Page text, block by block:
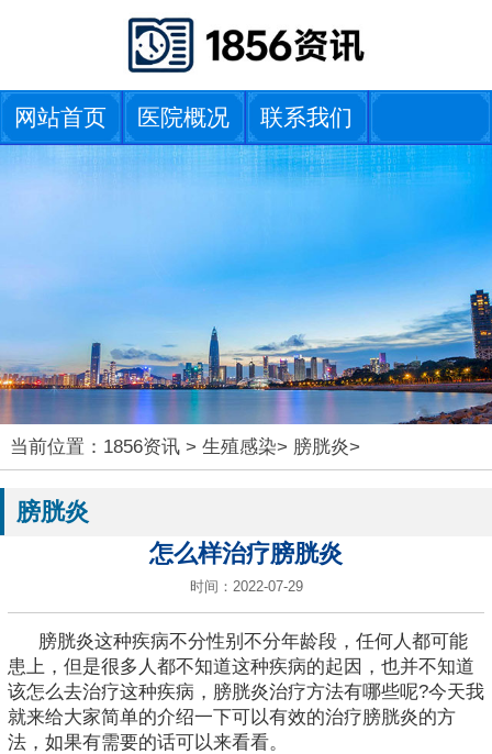
网站首页 医院概况 联系我们
当前位置： 1856资讯> 生殖感染> 膀胱炎>
膀胱炎
怎么样治疗膀胱炎
时间：2022-07-29
膀胱炎这种疾病不分性别不分年龄段，任何人都可能
患上，但是很多人都不知道这种疾病的起因，也并不知道
该怎么去治疗这种疾病，膀胱炎治疗方法有哪些呢?今天我
就来给大家简单的介绍一下可以有效的治疗膀胱炎的方
法，如果有需要的话可以来看看。